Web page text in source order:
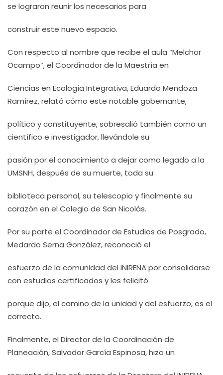
se lograron reunir los necesarios para
construir este nuevo espacio.
Con respecto al nombre que recibe el aula “Melchor
Ocampo”, el Coordinador de la Maestría en
Ciencias en Ecología Integrativa, Eduardo Mendoza
Ramírez, relató cómo este notable gobernante,
político y constituyente, sobresalió también como un
científico e investigador, llevándole su
pasión por el conocimiento a dejar como legado a la
UMSNH, después de su muerte, toda su
biblioteca personal, su telescopio y finalmente su
corazón en el Colegio de San Nicolás.
Por su parte el Coordinador de Estudios de Posgrado,
Medardo Serna González, reconoció el
esfuerzo de la comunidad del INIRENA por consolidarse
con estudios certificados y les felicitó
porque dijo, el camino de la unidad y del esfuerzo, es el
correcto.
Finalmente, el Director de la Coordinación de
Planeación, Salvador García Espinosa, hizo un